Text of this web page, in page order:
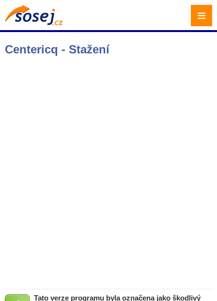
Centericq - Stažení
Tato verze programu byla označena jako škodlivý
≡